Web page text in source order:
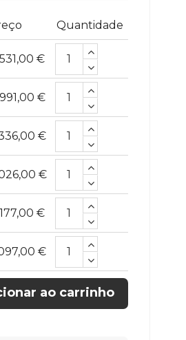
Quantidade
€
€
€
€
€
€
ao carrinho